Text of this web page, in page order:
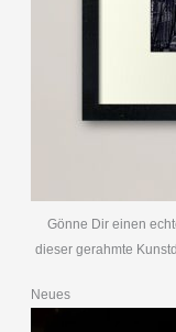
Gönne Dir einen
dieser gerahmte
Neues